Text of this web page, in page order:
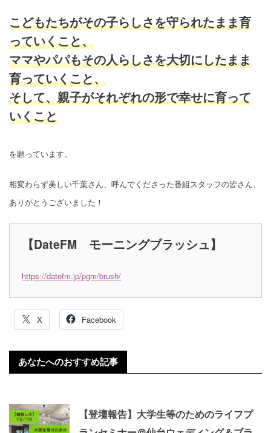
こどもたちがその子らしさを守られたまま育
っていくこと、
ママやパパもその人らしさを大切にしたまま
育っていくこと、
そして、親子がそれぞれの形で幸せに育って
いくこと
を願っています。
相変わらず美しい千葉さん、呼んでくださった番組スタッフの皆さん、
ありがとうございました！
【DateFM モーニングブラッシュ】
https://datefm.jp/pgm/brush/
X Facebook
あなたへのおすすめ記事
【登壇報告】大学生等のためのライフプ